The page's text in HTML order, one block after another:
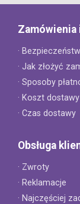
Zamówienia
·
· Jak złożyć
· Sposoby
· Koszt dostawy
· Czas dostawy
Obsługa
· Zwroty
· Reklamacje
· Najczęściej